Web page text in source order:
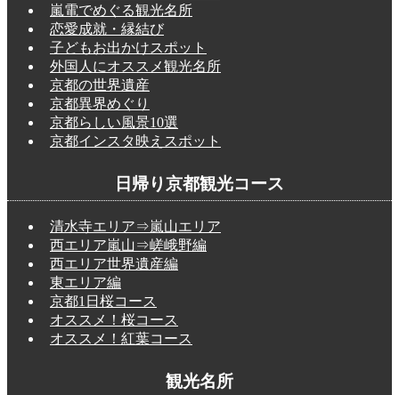
嵐電でめぐる観光名所
恋愛成就・縁結び
子どもお出かけスポット
外国人にオススメ観光名所
京都の世界遺産
京都異界めぐり
京都らしい風景10選
京都インスタ映えスポット
日帰り京都観光コース
清水寺エリア⇒嵐山エリア
西エリア嵐山⇒嵯峨野編
西エリア世界遺産編
東エリア編
京都1日桜コース
オススメ！桜コース
オススメ！紅葉コース
観光名所